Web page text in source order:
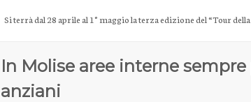
Si terrà dal 28 aprile al 1° maggio la terza edizione del “Tour
In Molise aree interne
anziani